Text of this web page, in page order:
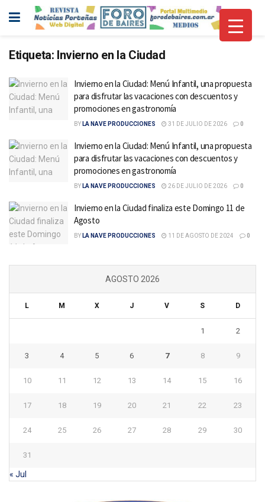
Etiqueta: Invierno en la Ciudad
Invierno en la Ciudad: Menú Infantil, una propuesta
para disfrutar las vacaciones con descuentos y
promociones en gastronomía
BY LA NAVE PRODUCCIONES 31 DE JULIO DE 2026 0
Invierno en la Ciudad: Menú Infantil, una propuesta
para disfrutar las vacaciones con descuentos y
promociones en gastronomía
BY LA NAVE PRODUCCIONES 26 DE JULIO DE 2026 0
Invierno en la Ciudad finaliza este Domingo 11 de
Agosto
BY LA NAVE PRODUCCIONES 11 DE AGOSTO DE 2024 0
AGOSTO 2026
L M X J V S D
1 2
3 4 5 6 7 8 9
10 11 12 13 14 15 16
17 18 19 20 21 22 23
24 25 26 27 28 29 30
31
« Jul